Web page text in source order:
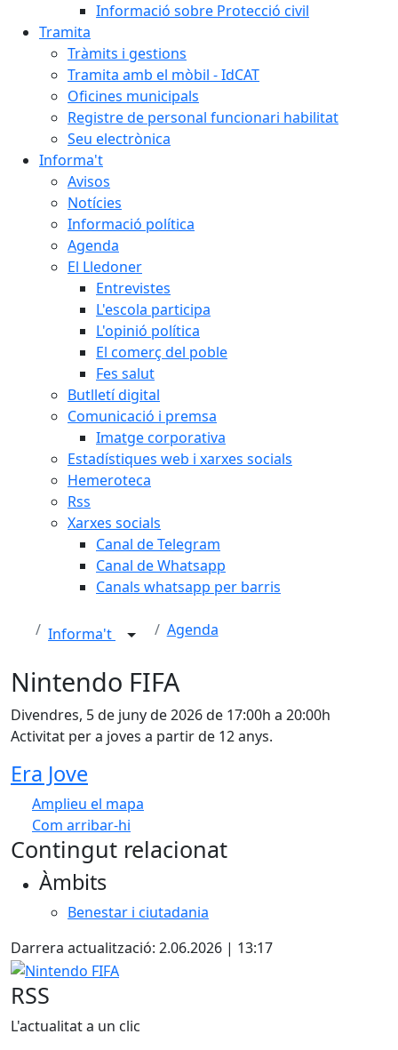
Informació sobre Protecció civil
Tramita
Tràmits i gestions
Tramita amb el mòbil - IdCAT
Oficines municipals
Registre de personal funcionari habilitat
Seu electrònica
Informa't
Avisos
Notícies
Informació política
Agenda
El Lledoner
Entrevistes
L'escola participa
L'opinió política
El comerç del poble
Fes salut
Butlletí digital
Comunicació i premsa
Imatge corporativa
Estadístiques web i xarxes socials
Hemeroteca
Rss
Xarxes socials
Canal de Telegram
Canal de Whatsapp
Canals whatsapp per barris
Informa't Agenda
Nintendo FIFA
Divendres, 5 de juny de 2026 de 17:00h a 20:00h
Activitat per a joves a partir de 12 anys.
Era Jove
Amplieu el mapa
Com arribar-hi
+
−
Contingut relacionat
Àmbits
Benestar i ciutadania
Darrera actualització: 2.06.2026 | 13:17
Nintendo FIFA
RSS
L'actualitat a un clic